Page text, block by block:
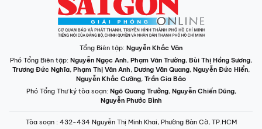
Tổng Biên tập: Nguyễn Khắc Văn
Phó Tổng Biên tập: Nguyễn Ngọc Anh, Phạm Văn Trường, Bùi Thị Hồng Sương,
Trương Đức Nghĩa, Phạm Thị Vân Anh, Dương Văn Quang, Nguyễn Đức Hiển,
Nguyễn Khắc Cường, Trần Gia Bảo
Phó Tổng Thư ký tòa soạn: Ngô Quang Trưởng, Nguyễn Chiến Dũng,
Nguyễn Phước Bình
Tòa soạn : 432-434 Nguyễn Thị Minh Khai, Phường Bàn Cờ, TP.HCM